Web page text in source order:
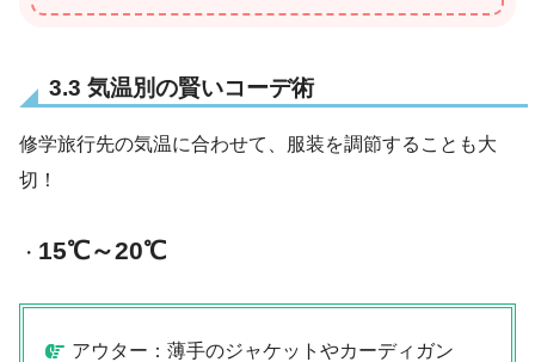
3.3 気温別の賢いコーデ術
修学旅行先の気温に合わせて、服装を調節することも大
切！
・ 15℃～20℃
アウター：薄手のジャケットやカーディガン